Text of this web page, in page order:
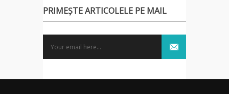
PRIMEȘTE ARTICOLELE PE MAIL